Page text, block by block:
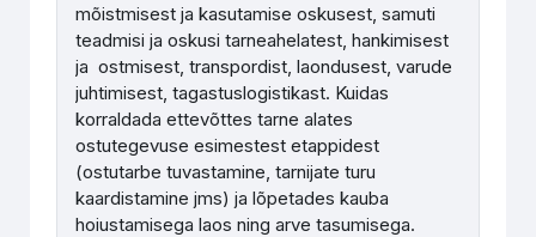
mõistmisest ja kasutamise oskusest, samuti
teadmisi ja oskusi tarneahelatest, hankimisest
ja ostmisest, transpordist, laondusest, varude
juhtimisest, tagastuslogistikast. Kuidas
korraldada ettevõttes tarne alates
ostutegevuse esimestest etappidest
(ostutarbe tuvastamine, tarnijate turu
kaardistamine jms) ja lõpetades kauba
hoiustamisega laos ning arve tasumisega.